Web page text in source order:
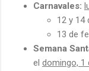
Carnavales:
12 y 14
13 de
Semana
el domingo, 1